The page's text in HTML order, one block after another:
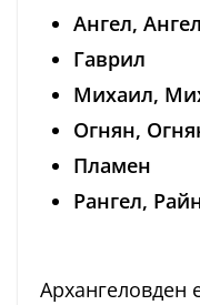
Ангел,
Гаврил
Михаил,
Огнян,
Пламен
Рангел,
Архангеловден